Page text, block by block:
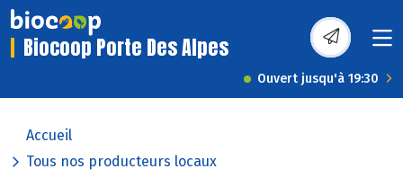
Biocoop Porte Des Alpes
Ouvert jusqu'à 19:30
Accueil
Tous nos producteurs locaux